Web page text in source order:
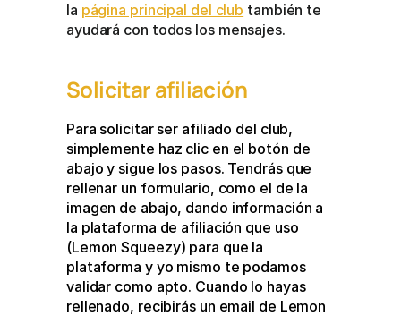
la página principal del club también te
ayudará con todos los mensajes.
Solicitar afiliación
Para solicitar ser afiliado del club,
simplemente haz clic en el botón de
abajo y sigue los pasos. Tendrás que
rellenar un formulario, como el de la
imagen de abajo, dando información a
la plataforma de afiliación que uso
(Lemon Squeezy) para que la
plataforma y yo mismo te podamos
validar como apto. Cuando lo hayas
rellenado, recibirás un email de Lemon